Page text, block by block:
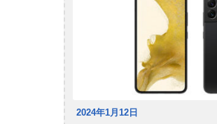
2024年1月12日